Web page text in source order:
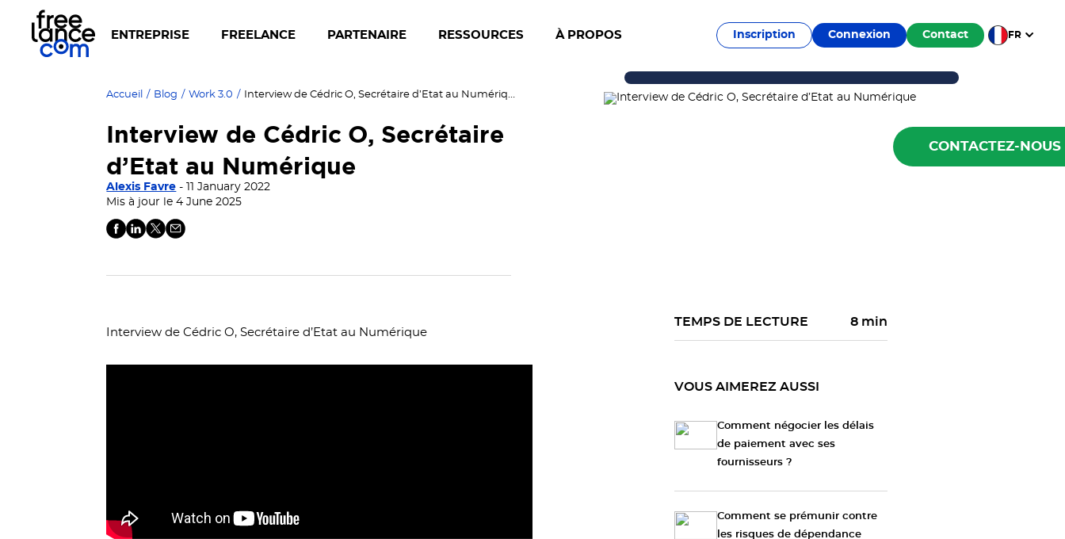
ENTREPRISE FREELANCE PARTENAIRE RESSOURCES À PROPOS Inscription Connexion Contact FR
Accueil / Blog / Work 3.0 / Interview de Cédric O, Secrétaire d’Etat au Numérique
Interview de Cédric O, Secrétaire
d’Etat au Numérique
Alexis Favre - 11 January 2022
Mis à jour le 4 June 2025
Interview de Cédric O, Secrétaire d’Etat au Numérique
TEMPS DE LECTURE 8 min
VOUS AIMEREZ AUSSI
Comment négocier les délais
de paiement avec ses
fournisseurs ?
Comment se prémunir contre
les risques de dépendance
CONTACTEZ-NOUS